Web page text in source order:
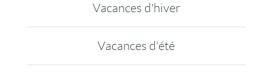
Vacances d'hiver
Vacances d'été